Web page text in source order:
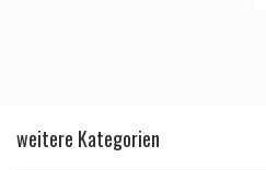
weitere Kategorien